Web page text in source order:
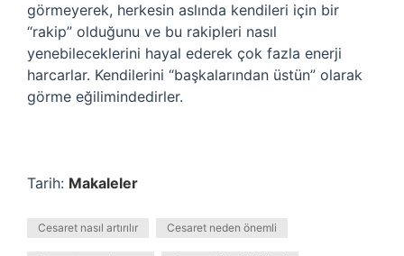
görmeyerek, herkesin aslında kendileri için bir
“rakip” olduğunu ve bu rakipleri nasıl
yenebileceklerini hayal ederek çok fazla enerji
harcarlar. Kendilerini “başkalarından üstün” olarak
görme eğilimindedirler.
Tarih: Makaleler
Cesaret nasıl artırılır Cesaret neden önemli